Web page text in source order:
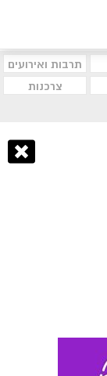
תרבות ואירועים
צרכנות